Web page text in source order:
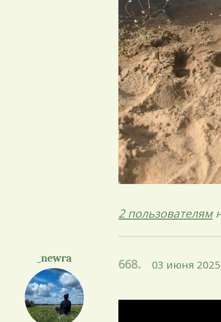
2 пользователям
_newra 668. 03 июня